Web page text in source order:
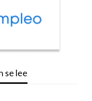
se lee